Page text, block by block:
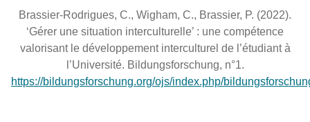
Brassier-Rodrigues, C., Wigham, C., Brassier, P. (2022).
‘Gérer une situation interculturelle’ : une compétence
valorisant le développement interculturel de l’étudiant à
l’Université. Bildungsforschung, n°1.
https://bildungsforschung.org/ojs/index.php/